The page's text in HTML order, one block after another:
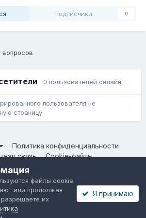
Подписчики 0
вопросов
0 пользователей онлайн
пользователя не
страницу
Политика конфиденциальности
связь
Cookie-файлы
© ООО «Неткрейз» 2025
by Invision Community
файлы cookie.
или продолжая
их
Я принимаю